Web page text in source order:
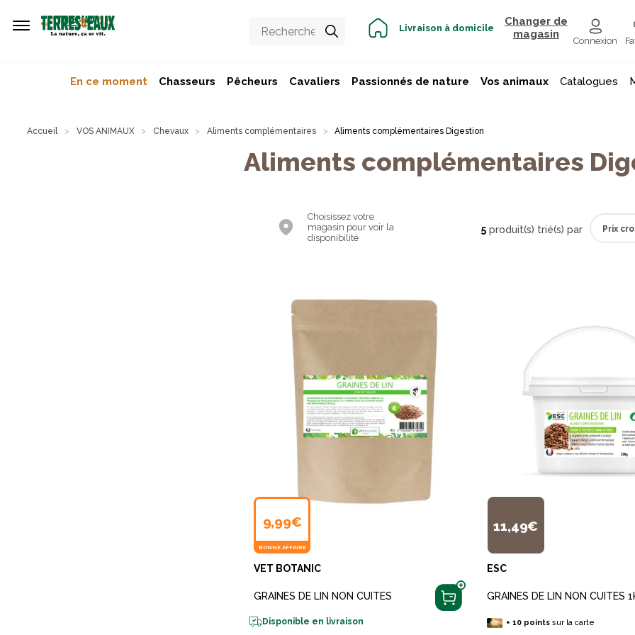
Livraison à domicile
Changer de
magasin
Connexion
En ce moment Chasseurs Pêcheurs Cavaliers Passionnés de nature Vos animaux Catalogues
Accueil VOS ANIMAUX Chevaux Aliments complémentaires Aliments complémentaires Digestion
Aliments complémentaires
Choisissez votre
magasin pour voir la
disponibilité
5 produit(s) trié(s) par
9,99€
BONNE AFFAIRE
VET BOTANIC
GRAINES DE LIN NON CUITES
Disponible en livraison
11,49€
ESC
GRAINES DE LIN NON CUITES
+ 10pointssur la carte